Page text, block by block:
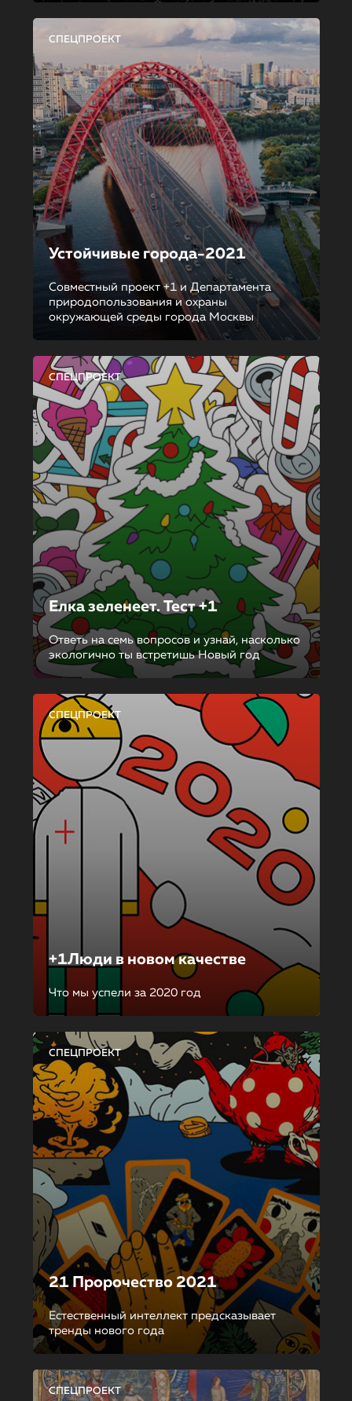
СПЕЦПРОЕКТ
Устойчивые города-2021
Совместный проект +1 и Департамента
природопользования и охраны
окружающей среды города Москвы
СПЕЦПРОЕКТ
Елка зеленеет. Тест +1
Ответь на семь вопросов и узнай, насколько
экологично ты встретишь Новый год
СПЕЦПРОЕКТ
+1Люди в новом качестве
Что мы успели за 2020 год
СПЕЦПРОЕКТ
21 Пророчество 2021
Естественный интеллект предсказывает
тренды нового года
СПЕЦПРОЕКТ